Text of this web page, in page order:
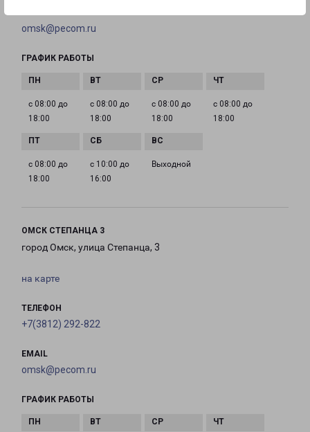
omsk@pecom.ru
ГРАФИК РАБОТЫ
с 08:00 до
18:00
с 08:00 до
18:00
с 08:00 до
18:00
с 08:00 до
18:00
с 08:00 до
18:00
с 10:00 до
16:00
Выходной
ОМСК СТЕПАНЦА 3
город Омск, улица Степанца, 3
на карте
ТЕЛЕФОН
+7(3812) 292-822
EMAIL
omsk@pecom.ru
ГРАФИК РАБОТЫ